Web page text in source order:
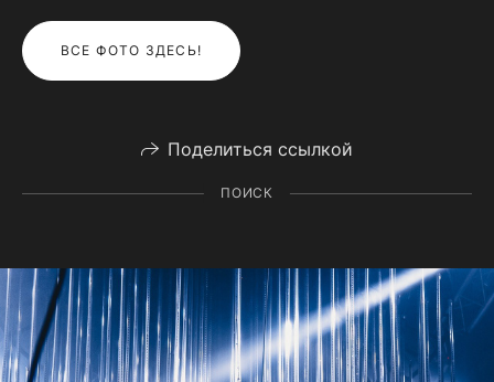
ВСЕ ФОТО ЗДЕСЬ!
Поделиться ссылкой
ПОИСК